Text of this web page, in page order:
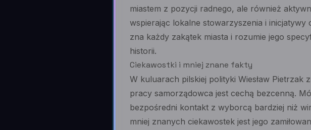
miastem z pozycji radnego, ale również
wspierając lokalne stowarzyszenia i
zna każdy zakątek miasta i rozumie jego
historii.
Ciekawostki i mniej znane fakty
W kuluarach pilskiej polityki Wiesław Pietrzak
pracy samorządowca jest cechą bezcenną.
bezpośredni kontakt z wyborcą bardziej niż
mniej znanych ciekawostek jest jego